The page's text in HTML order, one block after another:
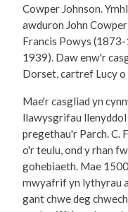
Cowper Johnson.
awduron John
Francis Powys
1939). Daw enw'r
Dorset, cartref Lucy
Mae'r casgliad yn
llawysgrifau
pregethau'r Parch. C.
o'r teulu, ond y rhan
gohebiaeth. Mae
mwyafrif yn lythyrau
gant chwe deg